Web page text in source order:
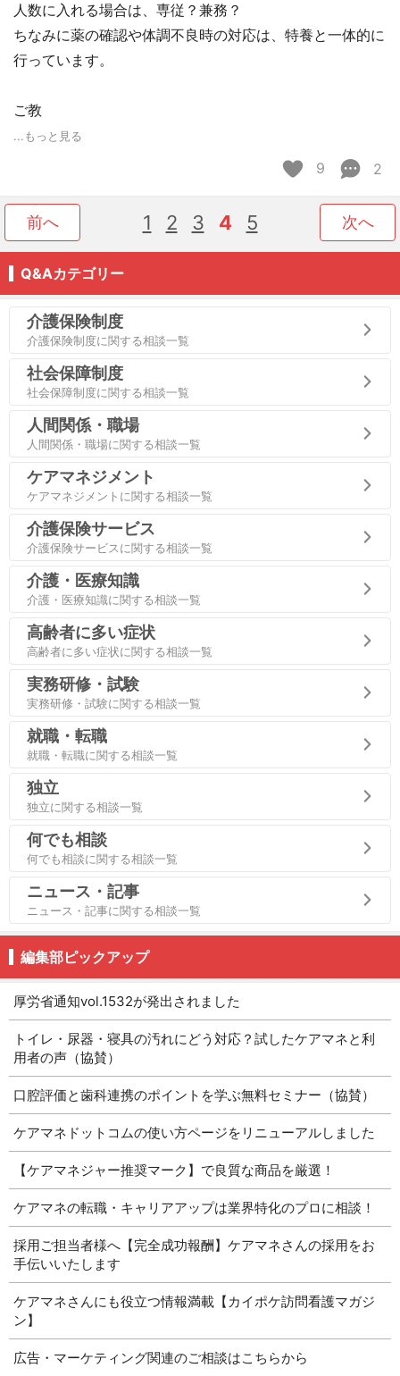
人数に入れる場合は、専従？兼務？
ちなみに薬の確認や体調不良時の対応は、特養と一体的に
行っています。
ご教
...もっと見る
9 2
前へ 1 2 3 4 5 次へ
Q&Aカテゴリー
介護保険制度
介護保険制度に関する相談一覧
社会保障制度
社会保障制度に関する相談一覧
人間関係・職場
人間関係・職場に関する相談一覧
ケアマネジメント
ケアマネジメントに関する相談一覧
介護保険サービス
介護保険サービスに関する相談一覧
介護・医療知識
介護・医療知識に関する相談一覧
高齢者に多い症状
高齢者に多い症状に関する相談一覧
実務研修・試験
実務研修・試験に関する相談一覧
就職・転職
就職・転職に関する相談一覧
独立
独立に関する相談一覧
何でも相談
何でも相談に関する相談一覧
ニュース・記事
ニュース・記事に関する相談一覧
編集部ピックアップ
厚労省通知vol.1532が発出されました
トイレ・尿器・寝具の汚れにどう対応？試したケアマネと利
用者の声（協賛）
口腔評価と歯科連携のポイントを学ぶ無料セミナー（協賛）
ケアマネドットコムの使い方ページをリニューアルしました
【ケアマネジャー推奨マーク】で良質な商品を厳選！
ケアマネの転職・キャリアアップは業界特化のプロに相談！
採用ご担当者様へ【完全成功報酬】ケアマネさんの採用をお
手伝いいたします
ケアマネさんにも役立つ情報満載【カイポケ訪問看護マガジ
ン】
広告・マーケティング関連のご相談はこちらから